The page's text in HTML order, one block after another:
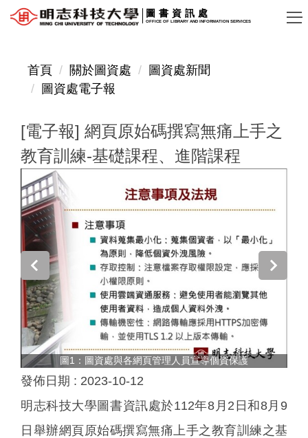
跳
圖書資訊處
OFFICE OF LIBRARY AND INFORMATION SERVICES
首頁 關於圖資處
圖資處新聞
圖資處電子報
[電子報] 網頁原始碼撰寫無痛上手之
教育訓練-基礎課程、進階課程
圖1：圖資處與各網頁管理人員宣導個資保護
發佈日期 : 2023-10-12
明志科技大學圖書資訊處於112年8月2日和8月9
日舉辦網頁原始碼撰寫無痛上手之教育訓練之基